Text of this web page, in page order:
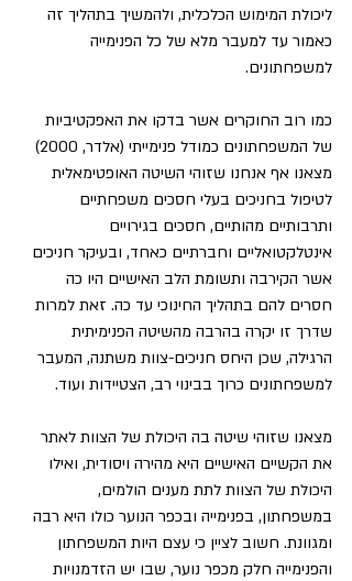
ליכולת המימוש הכלכלית, ולהמשיך בתהליך זה
כאמור עד למעבר מלא של כל הפנימייה
למשפחתונים.
כמו רוב החוקרים אשר בדקו את האפקטיביות
של המשפחתונים כמודל פנימייתי (אלדר, 2000)
מצאנו אף אנחנו שזוהי השיטה האופטימאלית
לטיפול בחניכים בעלי חסכים משפחתיים
ותרבותיים מהותיים, חסכים בגירויים
אינטלקטואליים וחברתיים כאחד, ובעיקר חניכים
אשר הקירבה ותשומת הלב האישיים היו כה
חסרים להם בתהליך החינוכי עד כה. זאת למרות
שדרך זו יקרה בהרבה מהשיטה הפנימיתית
הרגילה, שכן היחס חניכים-צוות משתנה, המעבר
למשפחתונים כרוך בבינוי רב, הצטיידות ועוד.
מצאנו שזוהי שיטה בה היכולת של הצוות לאתר
את הקשיים האישיים היא מהירה ויסודית, ואילו
היכולת של הצוות לתת מענים הולמים,
במשפחתון, בפנימייה ובכפר הנוער כולו היא רבה
ומגוונת. חשוב לציין כי עצם היות המשפחתון
והפנימייה חלק מכפר נוער, שבו יש הזדמנויות